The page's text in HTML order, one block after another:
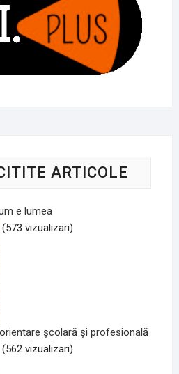
ARTICOLE
e lumea
(573 vizualizari)
școlară și profesională
(562 vizualizari)